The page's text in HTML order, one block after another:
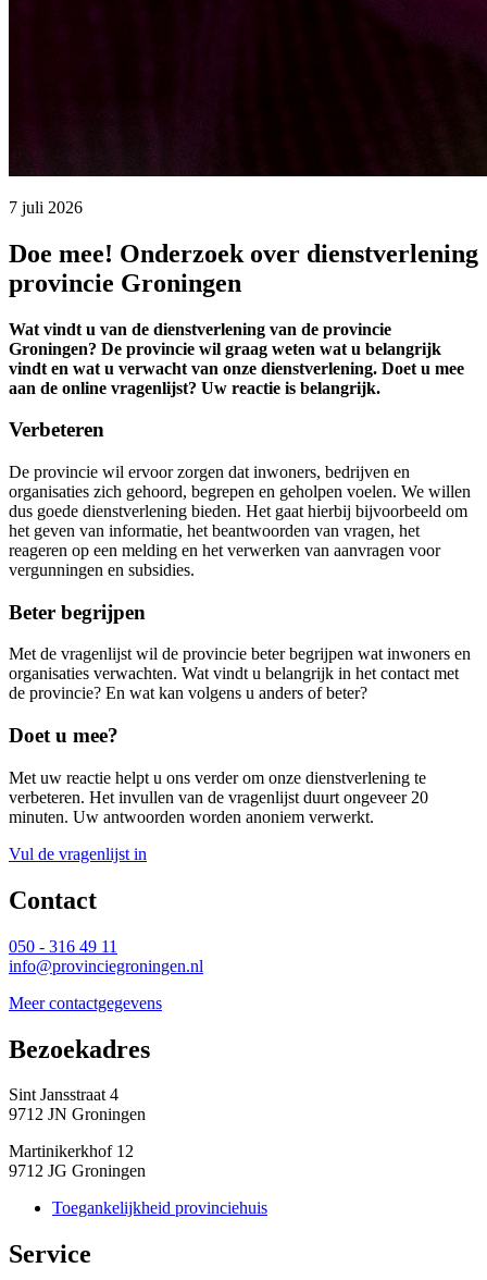
7 juli 2026
Doe mee! Onderzoek over dienstverlening
provincie Groningen
Wat vindt u van de dienstverlening van de provincie
Groningen? De provincie wil graag weten wat u belangrijk
vindt en wat u verwacht van onze dienstverlening. Doet u mee
aan de online vragenlijst? Uw reactie is belangrijk.
Verbeteren
De provincie wil ervoor zorgen dat inwoners, bedrijven en
organisaties zich gehoord, begrepen en geholpen voelen. We willen
dus goede dienstverlening bieden. Het gaat hierbij bijvoorbeeld om
het geven van informatie, het beantwoorden van vragen, het
reageren op een melding en het verwerken van aanvragen voor
vergunningen en subsidies.
Beter begrijpen
Met de vragenlijst wil de provincie beter begrijpen wat inwoners en
organisaties verwachten. Wat vindt u belangrijk in het contact met
de provincie? En wat kan volgens u anders of beter?
Doet u mee?
Met uw reactie helpt u ons verder om onze dienstverlening te
verbeteren. Het invullen van de vragenlijst duurt ongeveer 20
minuten. Uw antwoorden worden anoniem verwerkt.
Vul de vragenlijst in
Contact
050 - 316 49 11
info@provinciegroningen.nl
Meer contactgegevens
Bezoekadres
Sint Jansstraat 4
9712 JN Groningen
Martinikerkhof 12
9712 JG Groningen
Toegankelijkheid provinciehuis
Service